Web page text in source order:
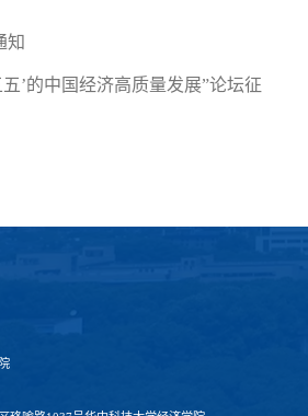
知
五’的中国经济高质量发展”论坛征